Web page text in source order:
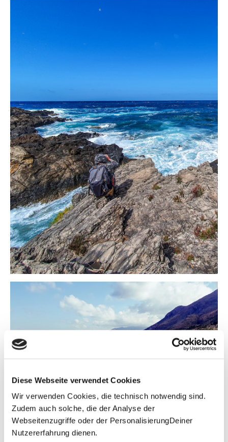
Diese Webseite verwendet Cookies
Wir verwenden Cookies, die technisch notwendig sind.
Zudem auch solche, die der Analyse der
Webseitenzugriffe oder der PersonalisierungDeiner
Nutzererfahrung dienen.